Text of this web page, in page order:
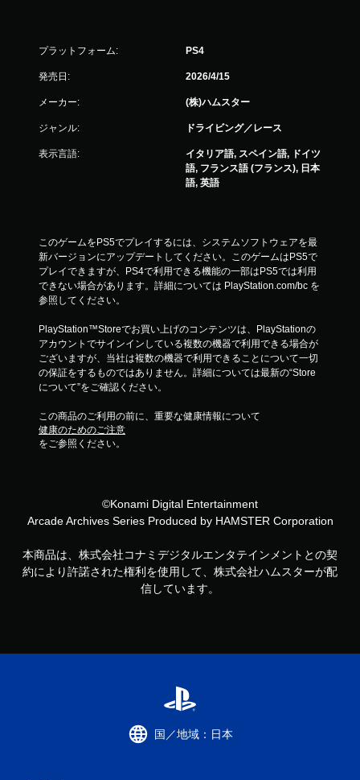
プラットフォーム: PS4
発売日: 2026/4/15
メーカー: (株)ハムスター
ジャンル: ドライビング／レース
表示言語:
イタリア語, スペイン語, ドイツ
語, フランス語 (フランス), 日本
語, 英語
このゲームをPS5でプレイするには、システムソフトウェアを最
新バージョンにアップデートしてください。このゲームはPS5で
プレイできますが、PS4で利用できる機能の一部はPS5では利用
できない場合があります。詳細については PlayStation.com/bc を
参照してください。
PlayStation™Storeでお買い上げのコンテンツは、PlayStationの
アカウントでサインインしている複数の機器で利用できる場合が
ございますが、当社は複数の機器で利用できることについて一切
の保証をするものではありません。詳細については最新の“Store
について”をご確認ください。
この商品のご利用の前に、重要な健康情報について
健康のためのご注意
をご参照ください。
©Konami Digital Entertainment
Arcade Archives Series Produced by HAMSTER Corporation
本商品は、株式会社コナミデジタルエンタテインメントとの契
約により許諾された権利を使用して、株式会社ハムスターが配
信しています。
国／地域：日本